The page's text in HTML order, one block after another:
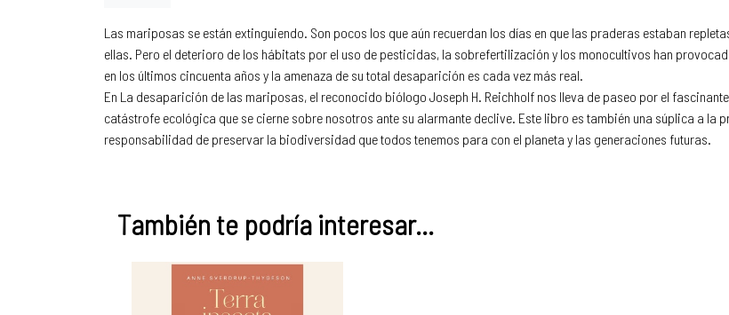
Las mariposas se están extinguiendo. Son pocos los que aún recuerdan los días en que las praderas estaban
ellas. Pero el deterioro de los hábitats por el uso de pesticidas, la sobrefertilización y los monocultivos han
en los últimos cincuenta años y la amenaza de su total desaparición es cada vez más real.
En La desaparición de las mariposas, el reconocido biólogo Joseph H. Reichholf nos lleva de paseo por el
catástrofe ecológica que se cierne sobre nosotros ante su alarmante declive. Este libro es también una súplica a la
responsabilidad de preservar la biodiversidad que todos tenemos para con el planeta y las generaciones futuras.
También te podría interesar...